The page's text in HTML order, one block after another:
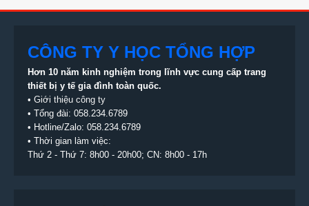
CÔNG TY Y HỌC TỔNG HỢP
Hơn 10 năm kinh nghiệm trong lĩnh vực cung cấp trang
thiết bị y tế gia đình toàn quốc.
• Giới thiệu công ty
• Tổng đài: 058.234.6789
• Hotline/Zalo: 058.234.6789
• Thời gian làm việc:
Thứ 2 - Thứ 7: 8h00 - 20h00; CN: 8h00 - 17h